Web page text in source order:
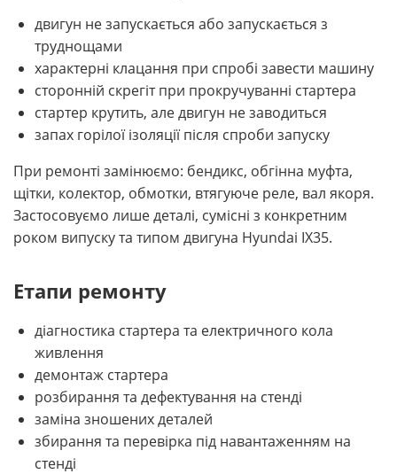
двигун не запускається або запускається з
труднощами
характерні клацання при спробі завести машину
сторонній скрегіт при прокручуванні стартера
стартер крутить, але двигун не заводиться
запах горілої ізоляції після спроби запуску
При ремонті замінюємо: бендикс, обгінна муфта,
щітки, колектор, обмотки, втягуюче реле, вал якоря.
Застосовуємо лише деталі, сумісні з конкретним
роком випуску та типом двигуна Hyundai IX35.
Етапи ремонту
діагностика стартера та електричного кола
живлення
демонтаж стартера
розбирання та дефектування на стенді
заміна зношених деталей
збирання та перевірка під навантаженням на
стенді